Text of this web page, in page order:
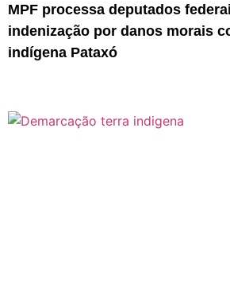
MPF processa deputados
indenização por danos morais
indígena Pataxó